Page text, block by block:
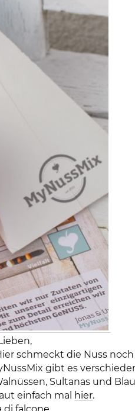
schmeckt die Nuss
gibt es
Sultanas und
einfach mal hier.
di falcone